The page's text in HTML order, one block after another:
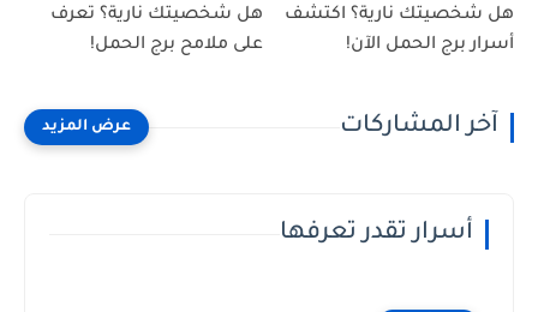
هل شخصيتك نارية؟ اكتشف
أسرار برج الحمل الآن!
هل شخصيتك نارية؟ تعرف
على ملامح برج الحمل!
آخر المشاركات
أسرار تقدر تعرفها